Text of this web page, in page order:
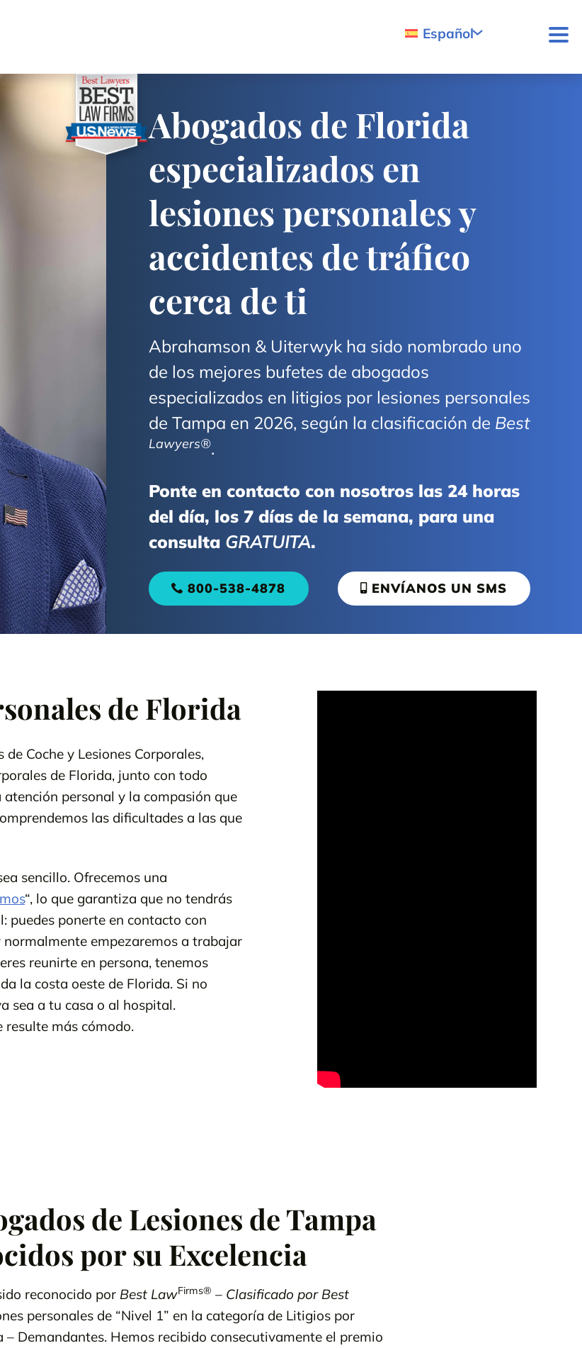
Español
Abogados de Florida
especializados en
lesiones personales y
accidentes de tráfico
cerca de ti
Abrahamson & Uiterwyk ha sido nombrado uno
de los mejores bufetes de abogados
especializados en litigios por lesiones personales
de Tampa en 2026, según la clasificación de Best
Lawyers®.
Ponte en contacto con nosotros las 24 horas
del día, los 7 días de la semana, para una
consulta GRATUITA.
800-538-4878 ENVÍANOS UN SMS
de Florida
Coche y Lesiones Corporales,
de Florida, junto con todo
personal y la compasión que
las dificultades a las que
sencillo. Ofrecemos una
“, lo que garantiza que no tendrás
puedes ponerte en contacto con
empezaremos a trabajar
reunirte en persona, tenemos
la costa oeste de Florida. Si no
sea a tu casa o al hospital.
resulte más cómodo.
de Lesiones de Tampa
por su Excelencia
reconocido por Best LawFirms® – Clasificado por Best
personales de “Nivel 1” en la categoría de Litigios por
– Demandantes. Hemos recibido consecutivamente el premio